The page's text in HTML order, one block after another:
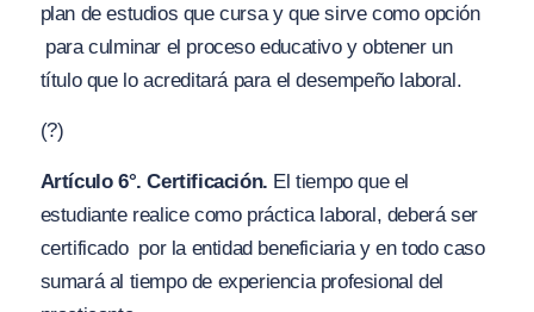
plan de estudios que cursa y que sirve como opción
para culminar el proceso educativo y obtener un
título que lo acreditará para el desempeño laboral.
(?)
Artículo 6°. Certificación. El tiempo que el
estudiante realice como práctica laboral, deberá ser
certificado por la entidad beneficiaria y en todo caso
sumará al tiempo de experiencia profesional del